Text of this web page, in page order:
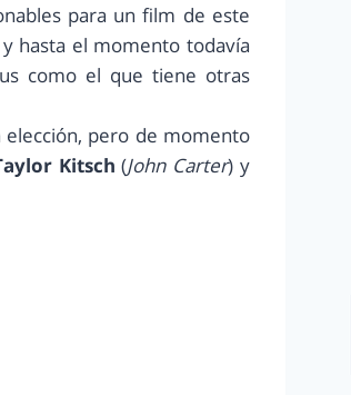
para un film de este
hasta el momento todavía
como el que tiene otras
pero de momento
Kitsch (John Carter) y